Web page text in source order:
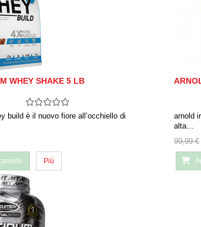
WHEY SHAKE 5 LB
build è il nuovo fiore all’occhiello di
Più
arnold
alta…
99,99 €